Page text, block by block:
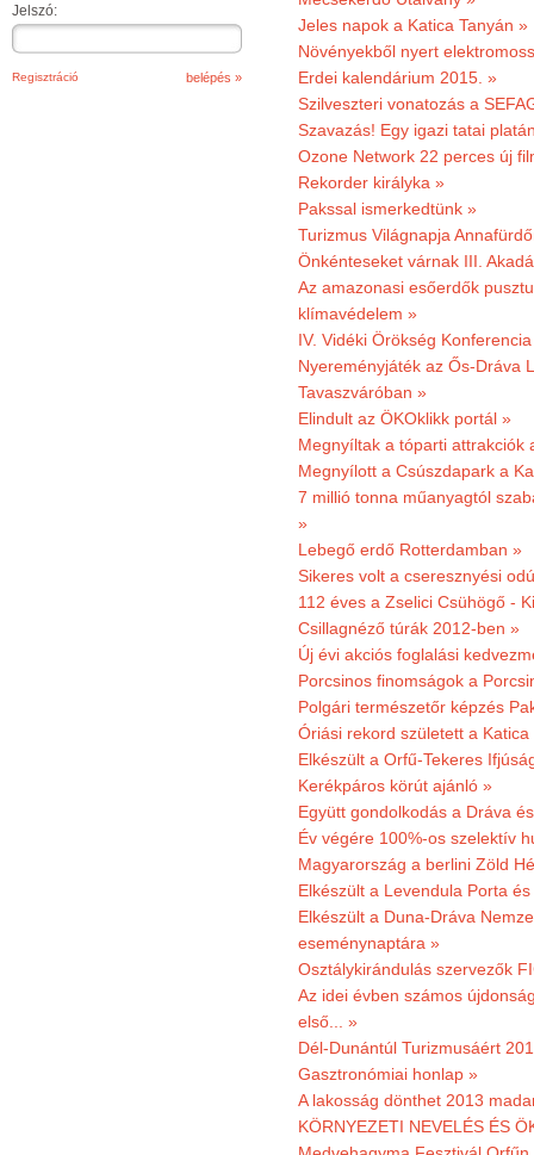
Jelszó:
Regisztráció
Jeles napok a Katica Tanyán »
Növényekből nyert
Erdei kalendárium 2015. »
Szilveszteri vonatozás a
Szavazás! Egy igazi tatai
Ozone Network 22 perces új
Rekorder királyka »
Pakssal ismerkedtünk »
Turizmus Világnapja
Önkénteseket várnak III.
Az amazonasi esőerdők
klímavédelem »
IV. Vidéki Örökség
Nyereményjáték az Ős-Dráva
Tavaszváróban »
Elindult az ÖKOklikk portál »
Megnyíltak a tóparti attrakciók
Megnyílott a Csúszdapark a
7 millió tonna műanyagtól
»
Lebegő erdő Rotterdamban »
Sikeres volt a cseresznyési
112 éves a Zselici Csühögő -
Csillagnéző túrák 2012-ben »
Új évi akciós foglalási
Porcsinos finomságok a
Polgári természetőr képzés
Óriási rekord született a Katica
Elkészült a Orfű-Tekeres
Kerékpáros körút ajánló »
Együtt gondolkodás a Dráva
Év végére 100%-os szelektív
Magyarország a berlini Zöld
Elkészült a Levendula Porta
Elkészült a Duna-Dráva
eseménynaptára »
Osztálykirándulás szervezők
Az idei évben számos
első... »
Dél-Dunántúl Turizmusáért
Gasztronómiai honlap »
A lakosság dönthet 2013
KÖRNYEZETI NEVELÉS ÉS